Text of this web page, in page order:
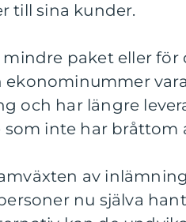
till sina kunder.
paket eller för
och har längre
inte har bråttom
av
nu själva